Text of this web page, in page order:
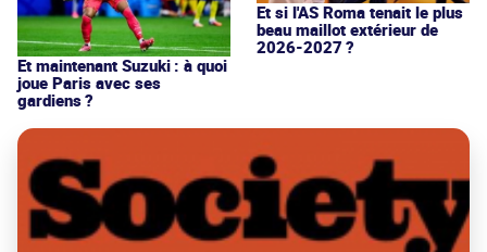
Et maintenant Suzuki : à quoi
joue Paris avec ses
gardiens ?
Et si l'AS Roma tenait le plus
beau maillot extérieur de
2026-2027 ?